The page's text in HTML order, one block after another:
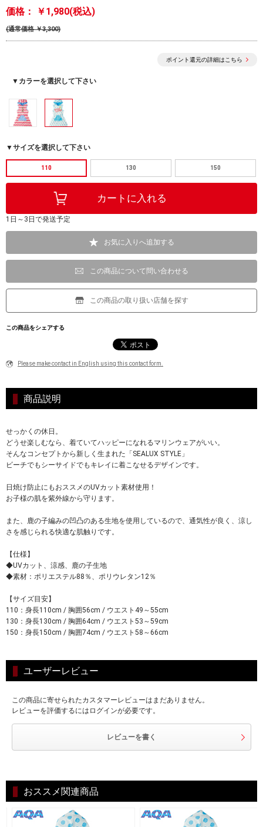
価格： ￥1,980(税込)
(通常価格 ￥3,300)
ポイント還元の詳細はこちら
▼カラーを選択して下さい
▼サイズを選択して下さい
110 130 150
1日～3日で発送予定
お気に入りへ追加する
この商品について問い合わせる
この商品の取り扱い店舗を探す
この商品をシェアする
Please make contact in English using this contact form.
商品説明
せっかくの休日。
どうせ楽しむなら、着ていてハッピーになれるマリンウェアがいい。
そんなコンセプトから新しく生まれた「SEALUX STYLE」
ビーチでもシーサイドでもキレイに着こなせるデザインです。
日焼け防止にもおススメのUVカット素材使用！
お子様の肌を紫外線から守ります。
また、鹿の子編みの凹凸のある生地を使用しているので、通気性が良く、涼し
さを感じられる快適な肌触りです。
【仕様】
◆UVカット、涼感、鹿の子生地
◆素材：ポリエステル88％、ポリウレタン12％
【サイズ目安】
110：身長110cm / 胸囲56cm / ウエスト49～55cm
130：身長130cm / 胸囲64cm / ウエスト53～59cm
150：身長150cm / 胸囲74cm / ウエスト58～66cm
ユーザーレビュー
この商品に寄せられたカスタマーレビューはまだありません。
レビューを評価するにはログインが必要です。
レビューを書く
おススメ関連商品